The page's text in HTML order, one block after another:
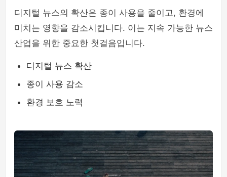
디지털 뉴스의 확산은 종이 사용을 줄이고, 환경에
미치는 영향을 감소시킵니다. 이는 지속 가능한 뉴스
산업을 위한 중요한 첫걸음입니다.
디지털 뉴스 확산
종이 사용 감소
환경 보호 노력